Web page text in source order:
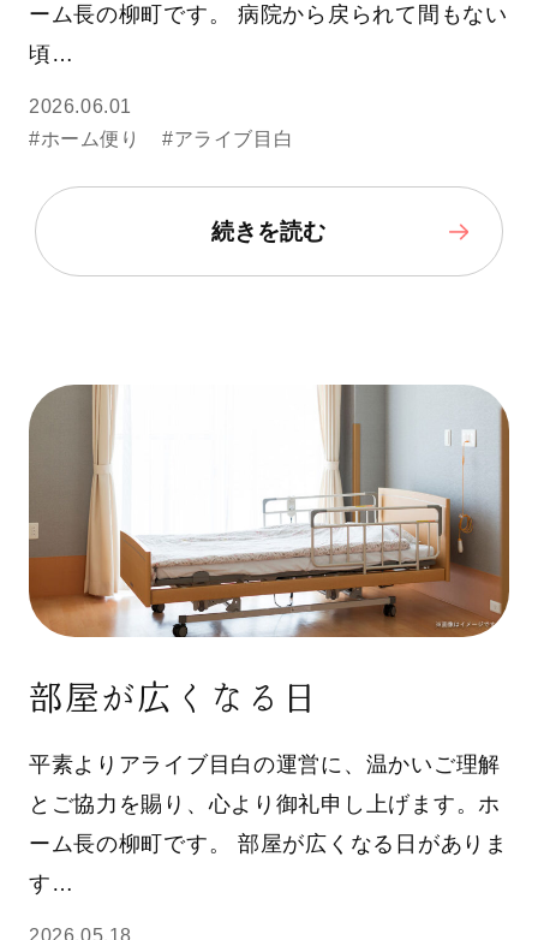
ーム長の柳町です。 病院から戻られて間もない
頃…
2026.06.01
#ホーム便り
#アライブ目白
続きを読む
部屋が広くなる日
平素よりアライブ目白の運営に、温かいご理解
とご協力を賜り、心より御礼申し上げます。ホ
ーム長の柳町です。 部屋が広くなる日がありま
す…